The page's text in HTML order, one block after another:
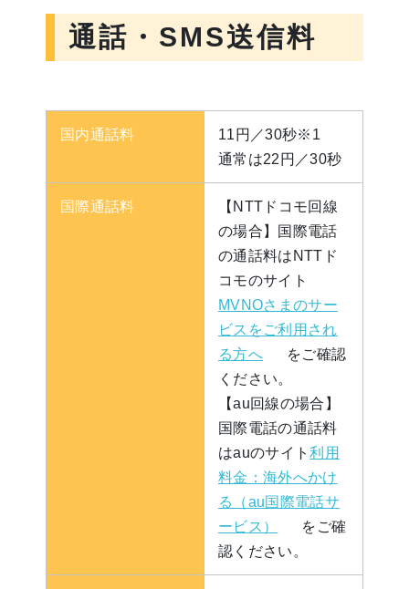
通話・SMS送信料
国内通話料
11円／30秒※1
通常は22円／30秒
国際通話料
【NTTドコモ回線
の場合】国際電話
の通話料はNTTド
コモのサイト
MVNOさまのサー
ビスをご利用され
る方へ
をご確認
ください。
【au回線の場合】
国際電話の通話料
はauのサイト利用
料金：海外へかけ
る（au国際電話サ
ービス）
をご確
認ください。